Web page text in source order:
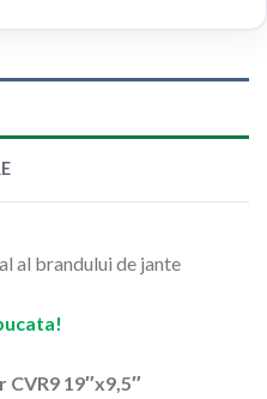
al brandului de jante
CVR9 19″x9,5″